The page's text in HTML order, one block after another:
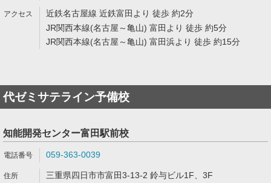
近鉄名古屋線 近鉄富田より 徒歩 約2分
JR関西本線(名古屋～亀山) 富田より 徒歩 約5分
JR関西本線(名古屋～亀山) 富田浜より 徒歩 約15分
代ゼミサテライン予備校
知能開発センター富田駅前校
059-363-0039
三重県四日市市富田3-13-2 鈴与ビル1F、3F